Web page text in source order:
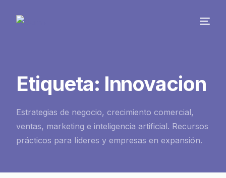
Etiqueta: Innovacion
Estrategias de negocio, crecimiento comercial,
ventas, marketing e inteligencia artificial. Recursos
prácticos para líderes y empresas en expansión.